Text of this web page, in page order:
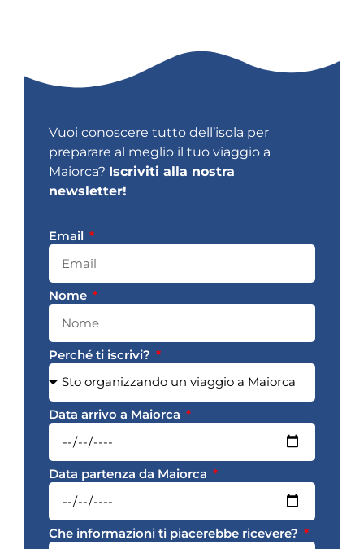
Vuoi conoscere tutto dell’isola per
preparare al meglio il tuo viaggio a
Maiorca? Iscriviti alla nostra
newsletter!
Email
Nome
Perché ti iscrivi?
Data arrivo a Maiorca
Data partenza da Maiorca
Che informazioni ti piacerebbe ricevere?